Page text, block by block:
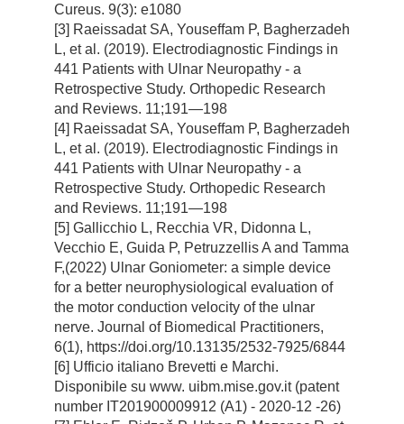
Cureus. 9(3): e1080
[3] Raeissadat SA, Youseffam P, Bagherzadeh
L, et al. (2019). Electrodiagnostic Findings in
441 Patients with Ulnar Neuropathy - a
Retrospective Study. Orthopedic Research
and Reviews. 11;191—198
[4] Raeissadat SA, Youseffam P, Bagherzadeh
L, et al. (2019). Electrodiagnostic Findings in
441 Patients with Ulnar Neuropathy - a
Retrospective Study. Orthopedic Research
and Reviews. 11;191—198
[5] Gallicchio L, Recchia VR, Didonna L,
Vecchio E, Guida P, Petruzzellis A and Tamma
F,(2022) Ulnar Goniometer: a simple device
for a better neurophysiological evaluation of
the motor conduction velocity of the ulnar
nerve. Journal of Biomedical Practitioners,
6(1), https://doi.org/10.13135/2532-7925/6844
[6] Ufficio italiano Brevetti e Marchi.
Disponibile su www. uibm.mise.gov.it (patent
number IT201900009912 (A1) - 2020-12 -26)